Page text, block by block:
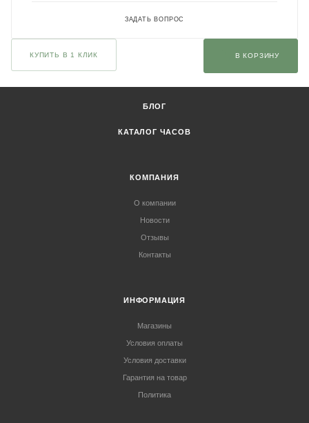
ЗАДАТЬ ВОПРОС
КУПИТЬ В 1 КЛИК В КОРЗИНУ
БЛОГ
КАТАЛОГ ЧАСОВ
КОМПАНИЯ
О компании
Новости
Отзывы
Контакты
ИНФОРМАЦИЯ
Магазины
Условия оплаты
Условия доставки
Гарантия на товар
Политика